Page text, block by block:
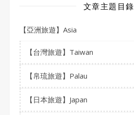
文章主題目錄
【亞洲旅遊】Asia
【台灣旅遊】Taiwan
【帛琉旅遊】Palau
【日本旅遊】Japan